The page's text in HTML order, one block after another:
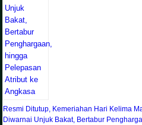
Resmi Ditutup, Kemeriahan Hari Kelima
Diwarnai Unjuk Bakat, Bertabur